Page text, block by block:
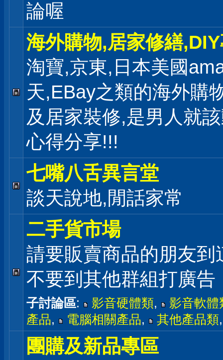
論喔
海外購物,居家修繕
淘寶,京東,日本美國
天,EBay之類的海外購
及居家裝修,是男人就
心得分享!!!
七嘴八舌異言堂
談天說地,閒話家常
二手貨市場
請要販賣商品的朋友到
不要到其他群組打廣告
子討論區: 影音硬體類,
影音軟體
產品, 電腦相關產品, 其他產品類
團購及新品專區